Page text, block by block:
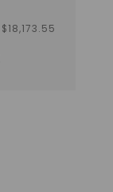
$18,173.55